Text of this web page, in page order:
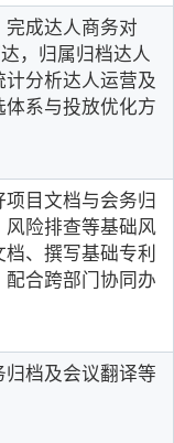
成达人商务对
，归属归档达人
分析达人运营及
系与投放优化方
目文档与会务归
险排查等基础风
、撰写基础专利
合跨部门协同办
档及会议翻译等